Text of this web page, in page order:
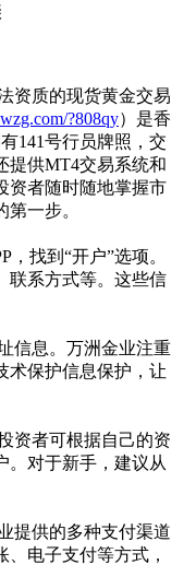
资质的现货黄金交易
?808qy）是香
141号行员牌照，交
提供MT4交易系统和
资者随时随地掌握市
一步。
，找到 “开户”选项。
联系方式等。这些信
信息。万洲金业注重
术保护信息保护，让
资者可根据自己的资
。对于新手，建议从
提供的多种支付渠道
电子支付等方式，